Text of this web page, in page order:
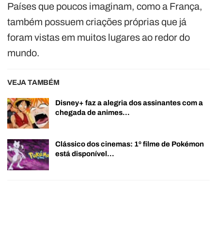
Países que poucos imaginam, como a França,
também possuem criações próprias que já
foram vistas em muitos lugares ao redor do
mundo.
VEJA TAMBÉM
Disney+ faz a alegria dos assinantes com a
chegada de animes…
Clássico dos cinemas: 1º filme de Pokémon
está disponível…